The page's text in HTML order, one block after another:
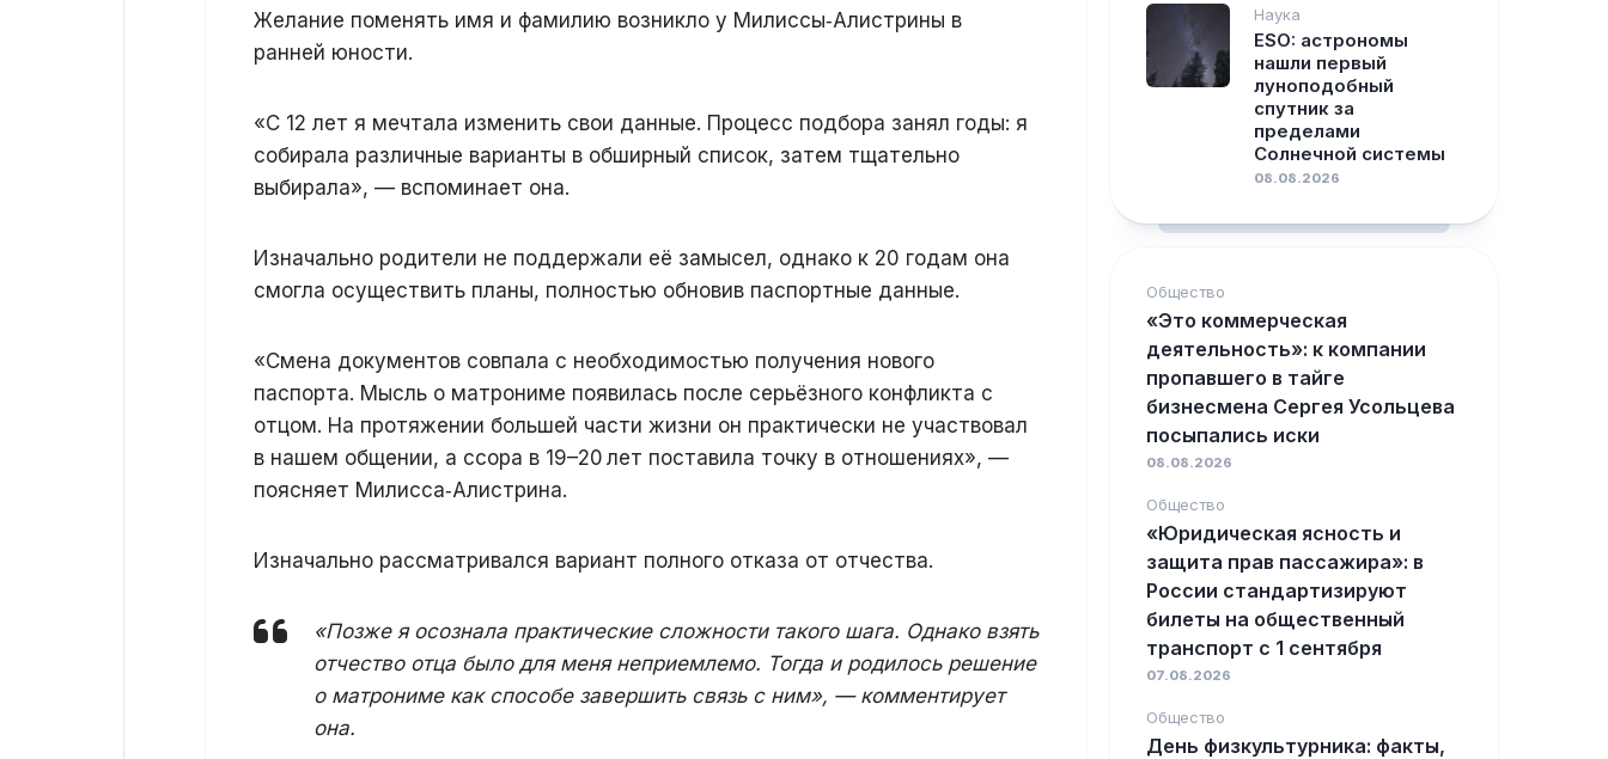
Желание поменять имя и фамилию возникло у Милиссы‑Алистрины в
ранней юности.
«С 12 лет я мечтала изменить свои данные. Процесс подбора занял годы: я
собирала различные варианты в обширный список, затем тщательно
выбирала», — вспоминает она.
Изначально родители не поддержали её замысел, однако к 20 годам она
смогла осуществить планы, полностью обновив паспортные данные.
«Смена документов совпала с необходимостью получения нового
паспорта. Мысль о матрониме появилась после серьёзного конфликта с
отцом. На протяжении большей части жизни он практически не участвовал
в нашем общении, а ссора в 19–20 лет поставила точку в отношениях», —
поясняет Милисса‑Алистрина.
Изначально рассматривался вариант полного отказа от отчества.
«Позже я осознала практические сложности такого шага. Однако взять
отчество отца было для меня неприемлемо. Тогда и родилось решение
о матрониме как способе завершить связь с ним», — комментирует
она.
Наука
ESO: астрономы
нашли первый
луноподобный
спутник за
пределами
Солнечной системы
08.08.2026
Общество
«Это коммерческая
деятельность»: к компании
пропавшего в тайге
бизнесмена Сергея Усольцева
посыпались иски
08.08.2026
Общество
«Юридическая ясность и
защита прав пассажира»: в
России стандартизируют
билеты на общественный
транспорт с 1 сентября
07.08.2026
Общество
День физкультурника: факты,